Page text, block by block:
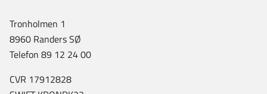
Tronholmen 1
8960 Randers SØ
Telefon 89 12 24 00
CVR 17912828